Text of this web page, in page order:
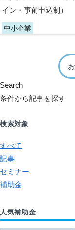
イン・事前申込制）
中小企業
Search
条件から記事を探す
検索対象
すべて
記事
セミナー
補助金
人気補助金